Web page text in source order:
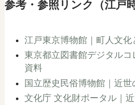
参考・参照リンク（江戸時
江戸東京博物館｜町人文化
東京都立図書館デジタル
資料
国立歴史民俗博物館｜近
文化庁 文化財ポータル｜